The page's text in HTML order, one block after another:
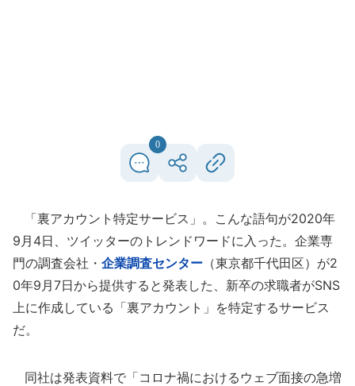
0
「裏アカウント特定サービス」。こんな語句が2020年
9月4日、ツイッターのトレンドワードに入った。企業専
門の調査会社・ 企業調査センター （東京都千代田区）が2
0年9月7日から提供すると発表した、新卒の求職者がSNS
上に作成している「裏アカウント」を特定するサービス
だ。
同社は発表資料で「コロナ禍におけるウェブ面接の急増